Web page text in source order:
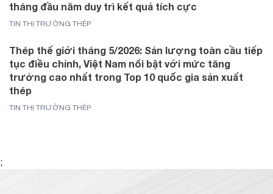
tháng đầu năm duy trì kết quả tích cực
TIN THỊ TRƯỜNG THÉP
Thép thế giới tháng 5/2026: Sản lượng toàn cầu tiếp
tục điều chỉnh, Việt Nam nổi bật với mức tăng
trưởng cao nhất trong Top 10 quốc gia sản xuất
thép
TIN THỊ TRƯỜNG THÉP
;